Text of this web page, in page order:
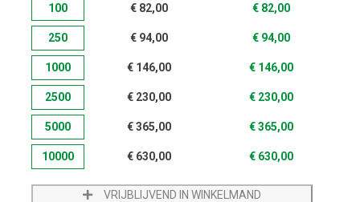
100 € 82,00 € 82,00
250 € 94,00 € 94,00
1000 € 146,00 € 146,00
2500 € 230,00 € 230,00
5000 € 365,00 € 365,00
10000 € 630,00 € 630,00
VRIJBLIJVEND IN WINKELMAND